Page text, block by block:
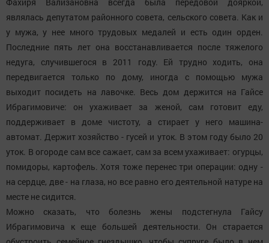
являлась депутатом районного совета, сельского совета. Как и
у мужа, у нее много трудовых медалей и есть один орден.
Последние пять лет она восстанавливается после тяжелого
недуга, случившегося в 2011 году. Ей трудно ходить, она
передвигается только по дому, иногда с помощью мужа
выходит посидеть на лавочке. Весь дом держится на Гайсе
Ибрагимовиче: он ухаживает за женой, сам готовит еду,
поддерживает в доме чистоту, а стирает у него машина-
автомат. Держит хозяйство - гусей и уток. В этом году было 20
уток. В огороде сам все сажает, сам за всем ухаживает: огурцы,
помидоры, картофель. Хотя тоже перенес три операции: одну -
на сердце, две - на глаза, но все равно его деятельной натуре на
месте не сидится.
Можно сказать, что болезнь жены подстегнула Гайсу
Ибрагимовича к еще большей деятельности. Он старается